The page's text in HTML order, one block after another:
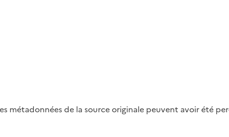
métadonnées de la source originale peuvent avoir été